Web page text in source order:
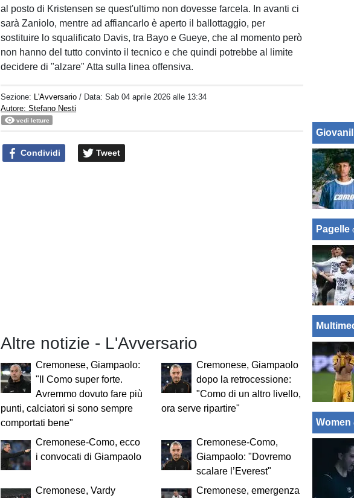
al posto di Kristensen se quest'ultimo non dovesse farcela. In avanti ci
sarà Zaniolo, mentre ad affiancarlo è aperto il ballottaggio, per
sostituire lo squalificato Davis, tra Bayo e Gueye, che al momento però
non hanno del tutto convinto il tecnico e che quindi potrebbe al limite
decidere di "alzare" Atta sulla linea offensiva.
Sezione: L'Avversario / Data:Sab 04 aprile 2026 alle 13:34
Autore: Stefano Nesti
vedi letture
Condividi Tweet
Altre notizie - L'Avversario
Cremonese, Giampaolo:
"Il Como super forte.
Avremmo dovuto fare più
punti, calciatori si sono sempre
comportati bene"
Cremonese, Giampaolo
dopo la retrocessione:
"Como di un altro livello,
ora serve ripartire"
Cremonese-Como, ecco
i convocati di Giampaolo
Cremonese-Como,
Giampaolo: "Dovremo
scalare l’Everest"
Cremonese, Vardy
Cremonese, emergenza
Pagelle
Women